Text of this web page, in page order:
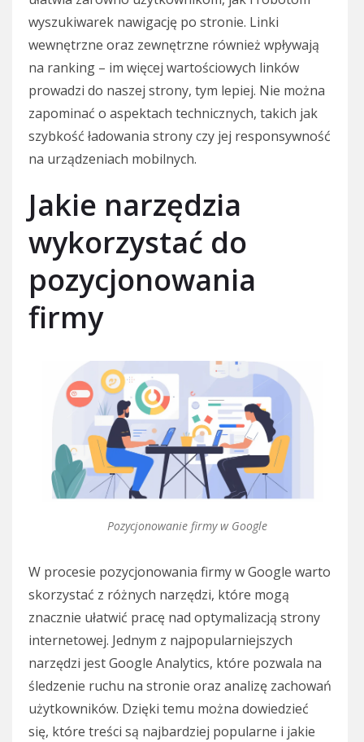
wyszukiwarek nawigację po stronie. Linki
wewnętrzne oraz zewnętrzne również wpływają
na ranking – im więcej wartościowych linków
prowadzi do naszej strony, tym lepiej. Nie można
zapominać o aspektach technicznych, takich jak
szybkość ładowania strony czy jej responsywność
na urządzeniach mobilnych.
Jakie narzędzia
wykorzystać do
pozycjonowania
firmy
Pozycjonowanie firmy w Google
W procesie pozycjonowania firmy w Google warto
skorzystać z różnych narzędzi, które mogą
znacznie ułatwić pracę nad optymalizacją strony
internetowej. Jednym z najpopularniejszych
narzędzi jest Google Analytics, które pozwala na
śledzenie ruchu na stronie oraz analizę zachowań
użytkowników. Dzięki temu można dowiedzieć
się, które treści są najbardziej popularne i jakie